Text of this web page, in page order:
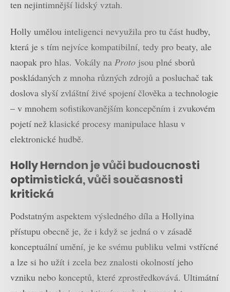
ten nejintimnější lidský vztah.
Holly umělou inteligenci nevyužila pro tu část hudby,
která je s tím nejvíce kompatibilní, tedy pro beaty, ale
naopak pro hlas. Vokály na Proto jsou plné sborů
poskládaných z mnoha různých zdrojů a posluchač tak
doslova slyší zvláštní živé spojení člověka a technologie
– v mnohem sofistikovanějším koncepčním i zvukovém
pojetí než klasické procesy manipulace hlasu v
elektronické hudbě.
Holly Herndon je vůči budoucnosti
optimistická, vůči současnosti
kritická
Podstatným aspektem výsledného díla a Hollyina
přístupu obecně je, že i když se jedná o v zásadě
konceptuální umění, je ke svému publiku velmi vstřícné
a lze si ho užít i zcela bez znalosti okolností jeho
vzniku nebo konceptů, které zprostředkovává. Ultimátní